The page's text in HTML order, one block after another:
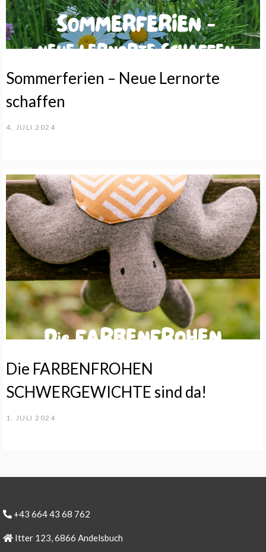
Sommerferien – Neue Lernorte
schaffen
4. JULI 2024
Die FARBENFROHEN
SCHWERGEWICHTE sind da!
1. JULI 2024
+43 664 43 68 762
Itter 123, 6866 Andelsbuch